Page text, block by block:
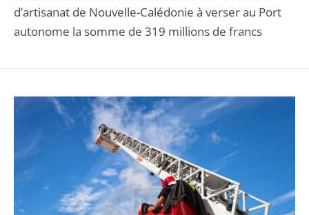
d’artisanat de Nouvelle-Calédonie à verser au Port
autonome la somme de 319 millions de francs